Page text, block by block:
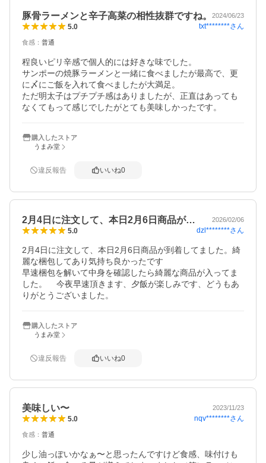
豚骨ラーメンと辛子高菜の相性抜群ですね。 2024/06/23
5.0 txt********さん
食感 ： 普通
程良いピリ辛感で個人的には好きな味でした。
サンポーの焼豚ラーメンと一緒に食べましたが最高で、更
に〆にご飯を入れて食べましたが大満足。
ただ明太子はプチプチ感はありましたが、正直はあっても
なくてもって感じでしたがとても美味しかったです。
購入したストア
うまみ堂
違反報告 いいね0
2月4日に注文して、本日2月6日商品が… 2026/02/06
5.0 dzl********さん
2月4日に注文して、本日2月6日商品が到着してました。綺
麗な梱包してあり気持ち良かったです
早速梱包を解いて中身を確認したら綺麗な商品が入ってま
した。    今夜早速頂きます、夕飯が楽しみです、どうもあ
りがとうございました。
購入したストア
うまみ堂
違反報告 いいね0
美味しい〜 2023/11/23
5.0 nqv********さん
食感 ： 普通
少し油っぽいかなぁ〜と思ったんですけど食感、味付けも